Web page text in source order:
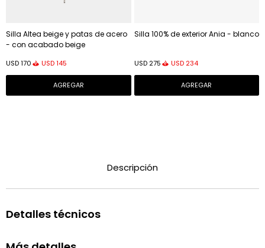
Silla Altea beige y patas de acero
- con acabado beige
USD170 USD145
Silla 100% de exterior Ania - blanco
USD 275 USD 234
Descripción
Detalles técnicos